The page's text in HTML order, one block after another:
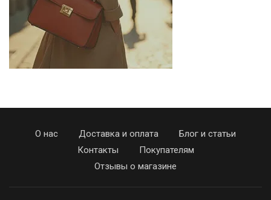
О нас Доставка и оплата
Блог и статьи
Контакты
Покупателям
Отзывы о магазине